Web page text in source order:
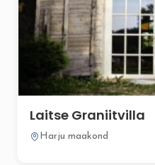
Laitse Graniitvilla
Harju maakond